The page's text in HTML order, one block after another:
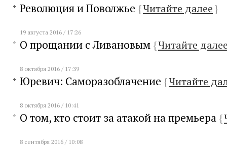
Революция и Поволжье {Читайте далее}
19 августа 2016 / 17:26
О прощании с Ливановым {Читайте
8 октября 2016 / 17:39
Юревич: Саморазоблачение {Читайте
8 октября 2016 / 10:41
О том, кто стоит за атакой на премьера {
8 сентября 2016 / 10:08